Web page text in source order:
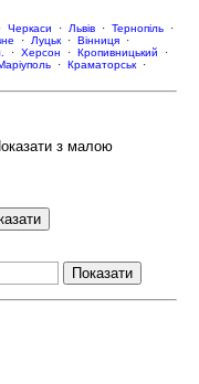
Черкаси · Львів · Тернопіль ·
· Луцьк · Вінниця ·
· Херсон · Кропивницький ·
· Краматорськ ·
з малою